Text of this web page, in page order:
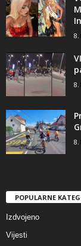
8.
8.
8.
POPULARNE
Izdvojeno
Vijesti